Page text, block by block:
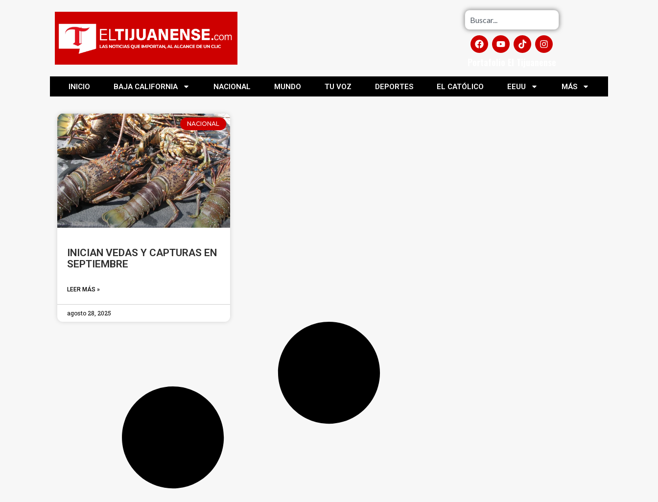
INICIO BAJA CALIFORNIA NACIONAL MUNDO TU VOZ DEPORTES EL CATÓLICO EEUU MÁS
NACIONAL
INICIAN VEDAS Y CAPTURAS EN
SEPTIEMBRE
LEER MÁS »
agosto 28, 2025